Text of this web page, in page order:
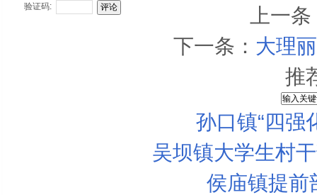
验证码:
上一
下一条： 大理
推
孙口镇“四强
吴坝镇大学生村
侯庙镇提前